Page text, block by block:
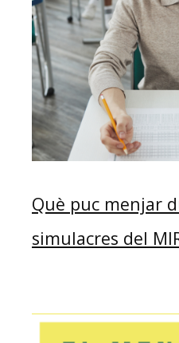
Què puc menjar
simulacres del